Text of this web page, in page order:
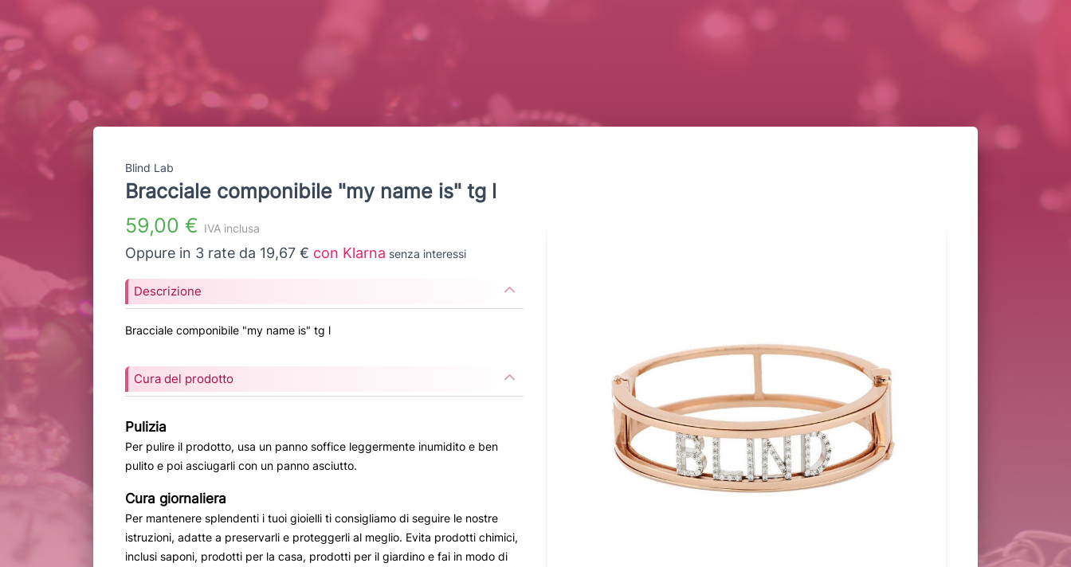
Blind Lab
Bracciale componibile "my name is" tg l
59,00 € IVA inclusa
Oppure in 3 rate da 19,67 € con Klarna senza interessi
Descrizione
Bracciale componibile "my name is" tg l
Cura del prodotto
Pulizia
Per pulire il prodotto, usa un panno soffice leggermente inumidito e ben
pulito e poi asciugarli con un panno asciutto.
Cura giornaliera
Per mantenere splendenti i tuoi gioielli ti consigliamo di seguire le nostre
istruzioni, adatte a preservarli e proteggerli al meglio. Evita prodotti chimici,
inclusi saponi, prodotti per la casa, prodotti per il giardino e fai in modo di